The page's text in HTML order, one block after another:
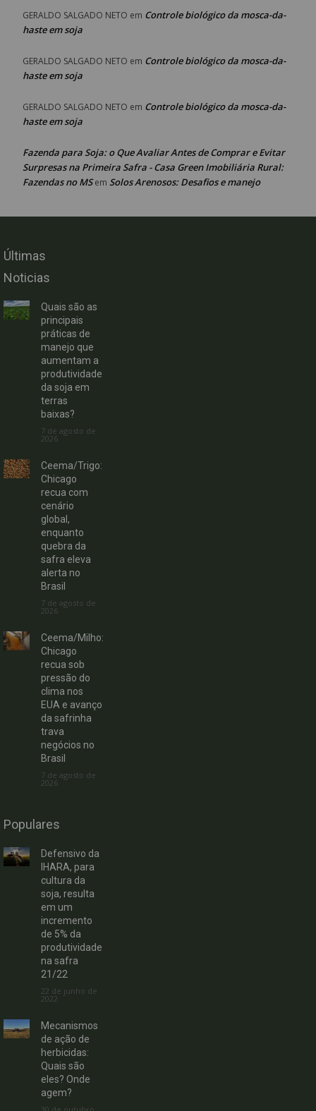
GERALDO SALGADO NETO em Controle biológico da mosca-da-
haste em soja
GERALDO SALGADO NETO em Controle biológico da mosca-da-
haste em soja
GERALDO SALGADO NETO em Controle biológico da mosca-da-
haste em soja
Fazenda para Soja: o Que Avaliar Antes de Comprar e Evitar
Surpresas na Primeira Safra - Casa Green Imobiliária Rural:
Fazendas no MSem Solos Arenosos: Desafios e manejo
Últimas
Noticias
Quais são as
principais
práticas de
manejo que
aumentam a
produtividade
da soja em
terras
baixas?
7 de agosto de
2026
Ceema/Trigo:
Chicago
recua com
cenário
global,
enquanto
quebra da
safra eleva
alerta no
Brasil
7 de agosto de
2026
Ceema/Milho:
Chicago
recua sob
pressão do
clima nos
EUA e avanço
da safrinha
trava
negócios no
Brasil
7 de agosto de
2026
Populares
Defensivo da
IHARA, para
cultura da
soja, resulta
em um
incremento
de 5% da
produtividade
na safra
21/22
22 de junho de
2022
Mecanismos
de ação de
herbicidas:
Quais são
eles? Onde
agem?